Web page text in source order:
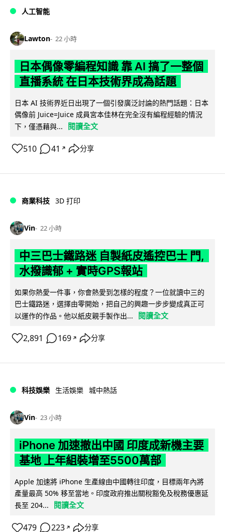
人工智能
Lawton 22 小時
日本偶像零編程知識 靠 AI 搞了一整個
直播系統 在日本技術界成為話題
日本 AI 技術界近日出現了一個引發廣泛討論的熱門話題：日本
偶像前 Juice=Juice 成員宮本佳林在完全沒有編程經驗的情況
下，僅憑藉與...
閱讀全文
510 41 ↗ 分享
商業科技 3D 打印
Vin 22 小時
中三巴士鐵路迷 自製紙皮遙控巴士 門,
水撥識郁 + 實時GPS報站
如果你熱愛一件事，你會熱愛到怎樣的程度？一位就讀中三的
巴士鐵路迷，選擇由零開始，把自己的興趣一步步變成真正可
以運作的作品。他以紙皮親手製作出...
閱讀全文
2,891 169 ↗ 分享
科技娛樂 生活娛樂 城中熱話
Vin 23 小時
iPhone 加速撤出中國 印度成新機主要
基地 上年組裝增至5500萬部
Apple 加速將 iPhone 生產線由中國轉往印度，目標兩年內將
產量最高 50% 移至當地。印度政府推出關稅豁免及稅務優惠延
長至 204...
閱讀全文
479 223 ↗ 分享